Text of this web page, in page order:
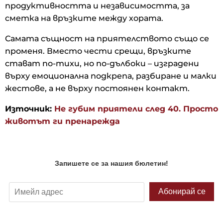
продуктивността и независимостта, за
сметка на връзките между хората.
Самата същност на приятелството също се
променя. Вместо чести срещи, връзките
стават по-тихи, но по-дълбоки – изградени
върху емоционална подкрепа, разбиране и малки
жестове, а не върху постоянен контакт.
Източник: Не губим приятели след 40. Просто
животът ги пренарежда